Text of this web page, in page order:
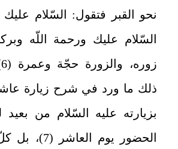
نحو القبر فتقول: السّلام عليك
السّلام عليك ورحمة اللّه
ذلك ما ورد في شرح زيارة
بزيارته عليه السّلام من
الحضور يوم